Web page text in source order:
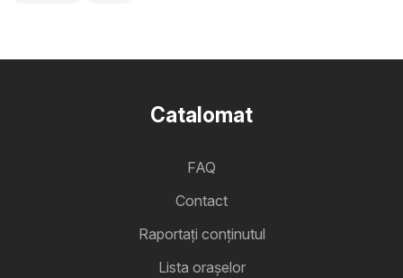
Catalomat
FAQ
Contact
Raportați conținutul
Lista oraşelor